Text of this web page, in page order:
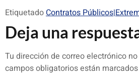
Etiquetado Contratos
Deja una
Tu dirección de correo electrónico
campos obligatorios están